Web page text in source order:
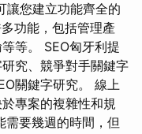
讓您建立功能齊全的
功能，包括管理產
等。 SEO匈牙利提
究、競爭對手關鍵字
關鍵字研究。 線上
專案的複雜性和規
要幾週的時間，但